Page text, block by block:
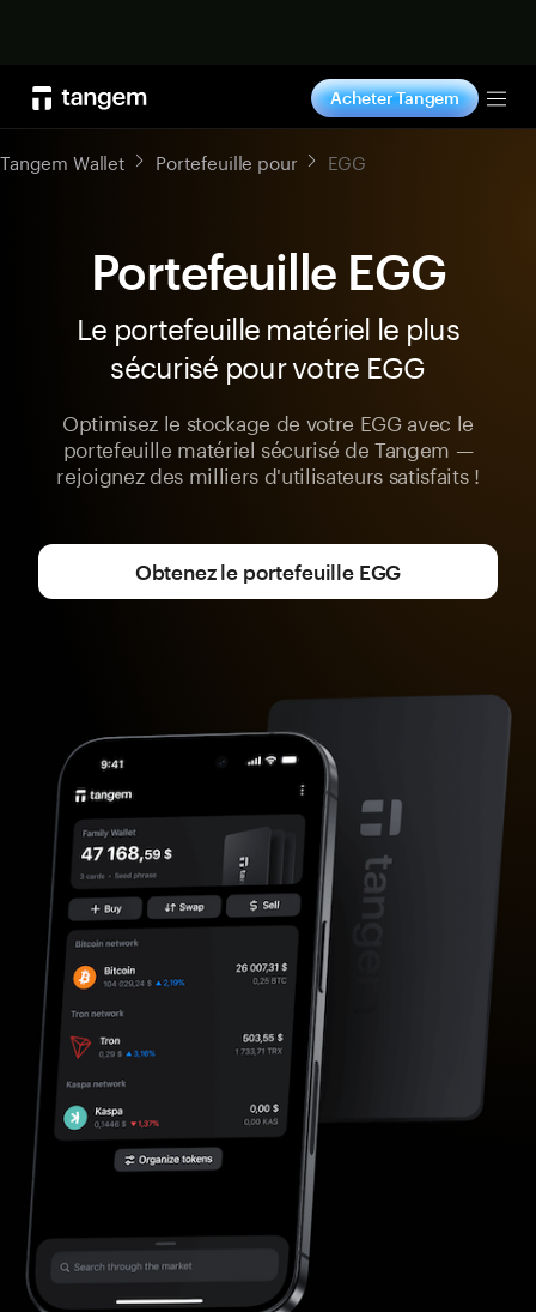
Acheter Tangem
Tangem Wallet Portefeuille pour EGG
Portefeuille EGG
Le portefeuille matériel le plus
sécurisé pour votre EGG
Optimisez le stockage de votre EGG avec le
portefeuille matériel sécurisé de Tangem —
rejoignez des milliers d'utilisateurs satisfaits !
Obtenez le portefeuille EGG